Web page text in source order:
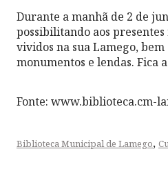
Durante a manhã de 2 de
possibilitando aos
vividos na sua Lamego,
monumentos e lendas. Fica
Fonte: www.biblioteca.cm-
Biblioteca Municipal de Lamego,